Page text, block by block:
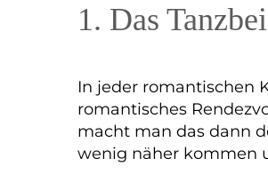
1. Das
In jeder romantischen
romantisches
macht man das dann
wenig näher kommen